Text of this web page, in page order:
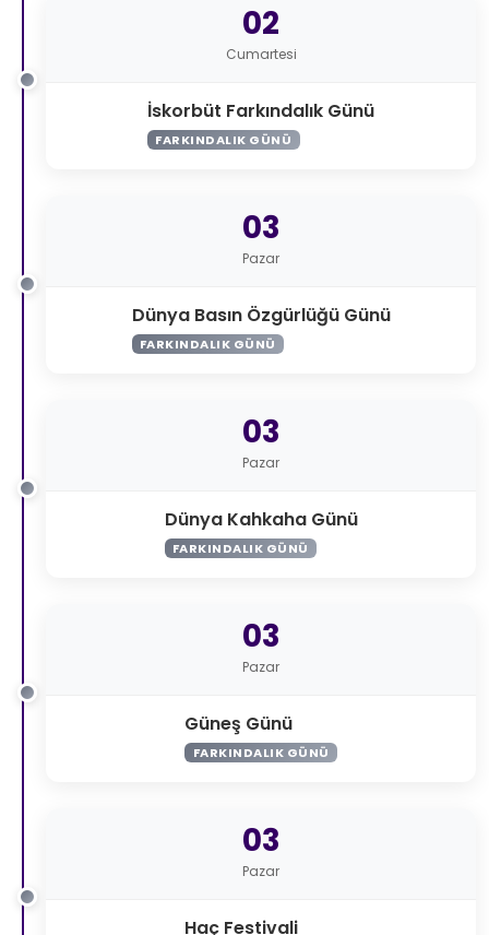
02
Cumartesi
İskorbüt Farkındalık Günü
FARKINDALIK GÜNÜ
03
Pazar
Dünya Basın Özgürlüğü Günü
FARKINDALIK GÜNÜ
03
Pazar
Dünya Kahkaha Günü
FARKINDALIK GÜNÜ
03
Pazar
Güneş Günü
FARKINDALIK GÜNÜ
03
Pazar
Haç Festivali